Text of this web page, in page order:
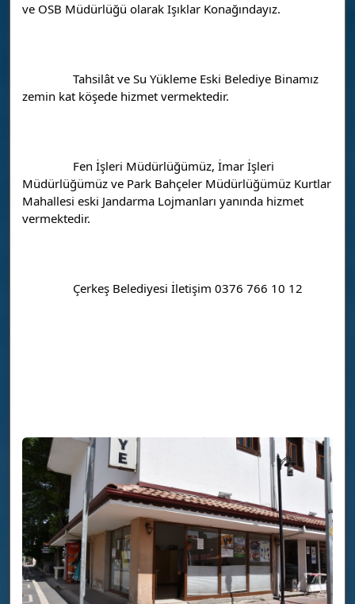
ve OSB Müdürlüğü olarak Işıklar Konağındayız.
zemin kat köşede hizmet vermektedir.
Müdürlüğümüz ve Park Bahçeler Müdürlüğümüz Kurtlar
Mahallesi eski Jandarma Lojmanları yanında hizmet
vermektedir.
		Çerkeş Belediyesi İletişim 0376 766 10 12